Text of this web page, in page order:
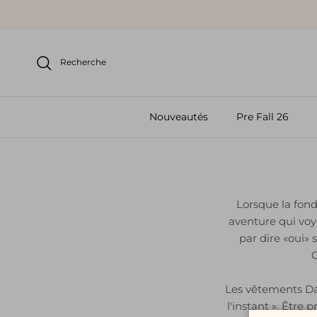
Recherche
Nouveautés Pre Fall 26
Lorsque la
aventure qui
par dire «oui»
Les vêtements
l'instant ». Être